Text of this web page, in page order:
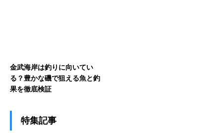
金武海岸は釣りに向いてい
る？豊かな磯で狙える魚と釣
果を徹底検証
特集記事